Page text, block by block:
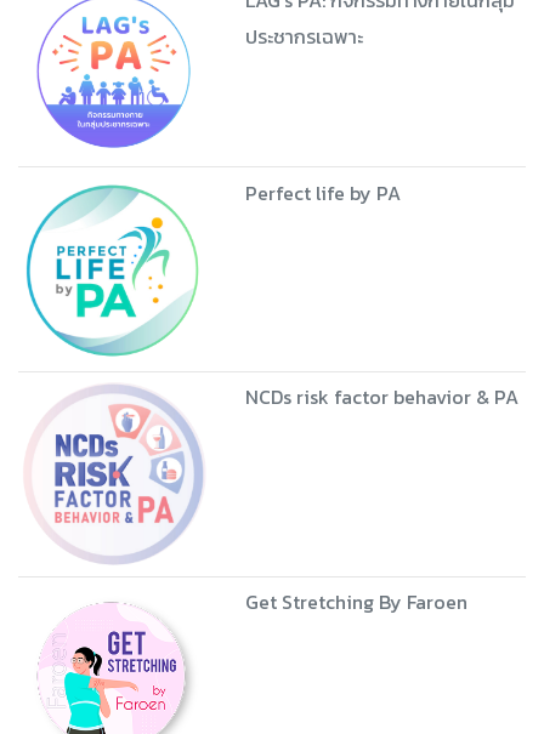
ประชากรเฉพาะ
Perfect life by PA
NCDs risk factor behavior & PA
Get Stretching By Faroen